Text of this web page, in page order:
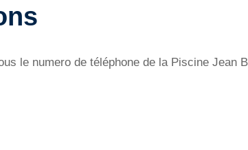
le numero de téléphone de la Piscine Jean